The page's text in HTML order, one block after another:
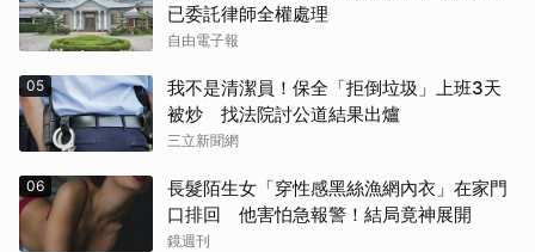
已委託律師全權處理
自由電子報
05
我不是清潔員！保全「拒倒垃圾」上班3天
被炒 找法院討公道結果出爐
三立新聞網
06
長髮陌生女「穿性感黑絲漁網內衣」在家門
口排回 他害怕急報警！結局竟神展開
鏡週刊